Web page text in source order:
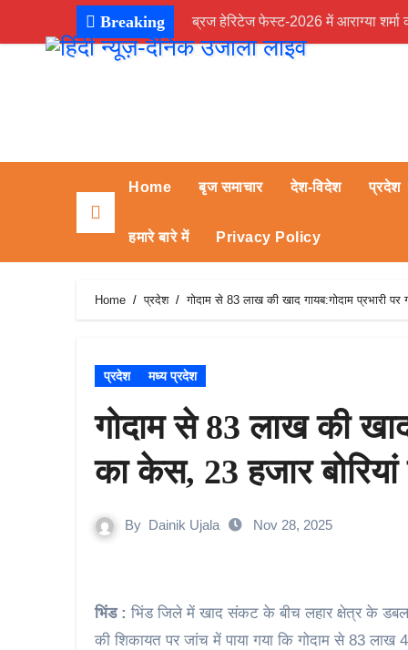
Breaking ब्रज हेरिटेज फेस्ट-2026 में आराग्या शर्मा
Home बृज समाचार देश-विदेश प्रदेश
हमारे बारे में Privacy Policy
Home प्रदेश गोदाम से 83 लाख की खाद गायब:गोदाम प्रभारी पर
प्रदेश मध्य प्रदेश
गोदाम से 83 लाख की
का केस, 23 हजार बोरियां
By Dainik Ujala Nov 28, 2025
भिंड : भिंड जिले में खाद संकट के बीच लहार क्षेत्र के
की शिकायत पर जांच में पाया गया कि गोदाम से 83